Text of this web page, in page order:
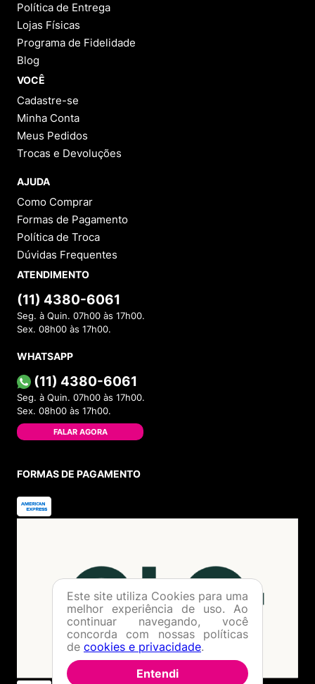
Política de Entrega
Lojas Físicas
Programa de Fidelidade
Blog
VOCÊ
Cadastre-se
Minha Conta
Meus Pedidos
Trocas e Devoluções
AJUDA
Como Comprar
Formas de Pagamento
Política de Troca
Dúvidas Frequentes
ATENDIMENTO
(11) 4380-6061
Seg. à Quin. 07h00 às 17h00.
Sex. 08h00 às 17h00.
WHATSAPP
(11) 4380-6061
Seg. à Quin. 07h00 às 17h00.
Sex. 08h00 às 17h00.
FALAR AGORA
FORMAS DE PAGAMENTO
Este site utiliza Cookies para uma
melhor experiência de uso. Ao
continuar navegando, você
concorda com nossas políticas
de cookies e privacidade.
Entendi